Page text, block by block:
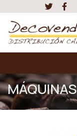
MÁQUINAS